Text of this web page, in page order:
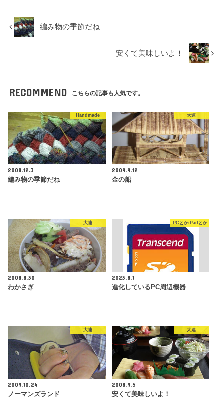
編み物の季節だね
安くて美味しいよ！
RECOMMEND こちらの記事も人気です。
Handmade
2008.12.3
編み物の季節だね
大連
2009.9.12
金の船
大連
2008.8.30
わかさぎ
PCとかiPadとか
2023.8.1
進化しているPC周辺機器
大連
2009.10.24
ノーマンズランド
大連
2008.9.5
安くて美味しいよ！